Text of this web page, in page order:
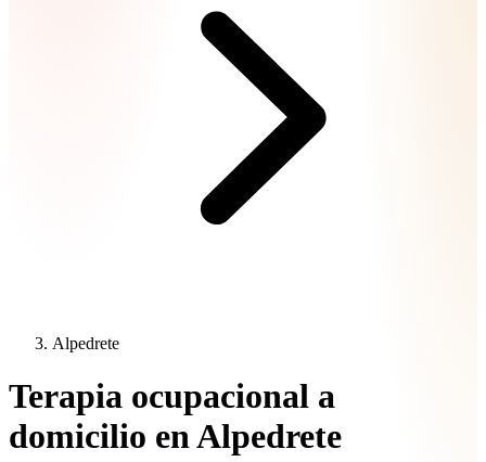
Alpedrete
Terapia ocupacional a
domicilio en Alpedrete